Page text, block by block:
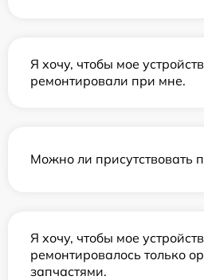
Я хочу, чтобы мое
ремонтировали при мне.
Можно ли присутствовать
Я хочу, чтобы мое
ремонтировалось только
запчастями.